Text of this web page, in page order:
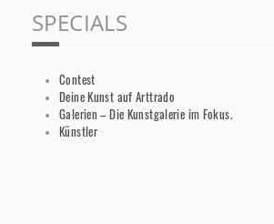
SPECIALS
Contest
Deine Kunst auf Arttrado
Galerien – Die Kunstgalerie im Fokus.
Künstler